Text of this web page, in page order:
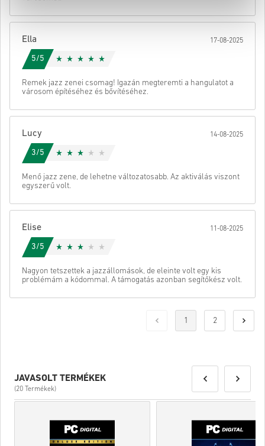
eléréséhez.
Ella 17-08-2025
5/5
Remek jazz zenei csomag! Igazán megteremti a hangulatot a
városom építéséhez és bővítéséhez.
Lucy 14-08-2025
3/5
Menő jazz zene, de lehetne változatosabb. Az aktiválás viszont
egyszerű volt.
Elise 11-08-2025
3/5
Nagyon tetszettek a jazzállomások, de eleinte volt egy kis
problémám a kódommal. A támogatás azonban segítőkész volt.
1 2
JAVASOLT TERMÉKEK
(20 Termékek)